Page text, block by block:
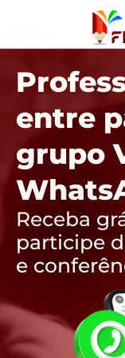
entre
grupo
Receba
participe
e